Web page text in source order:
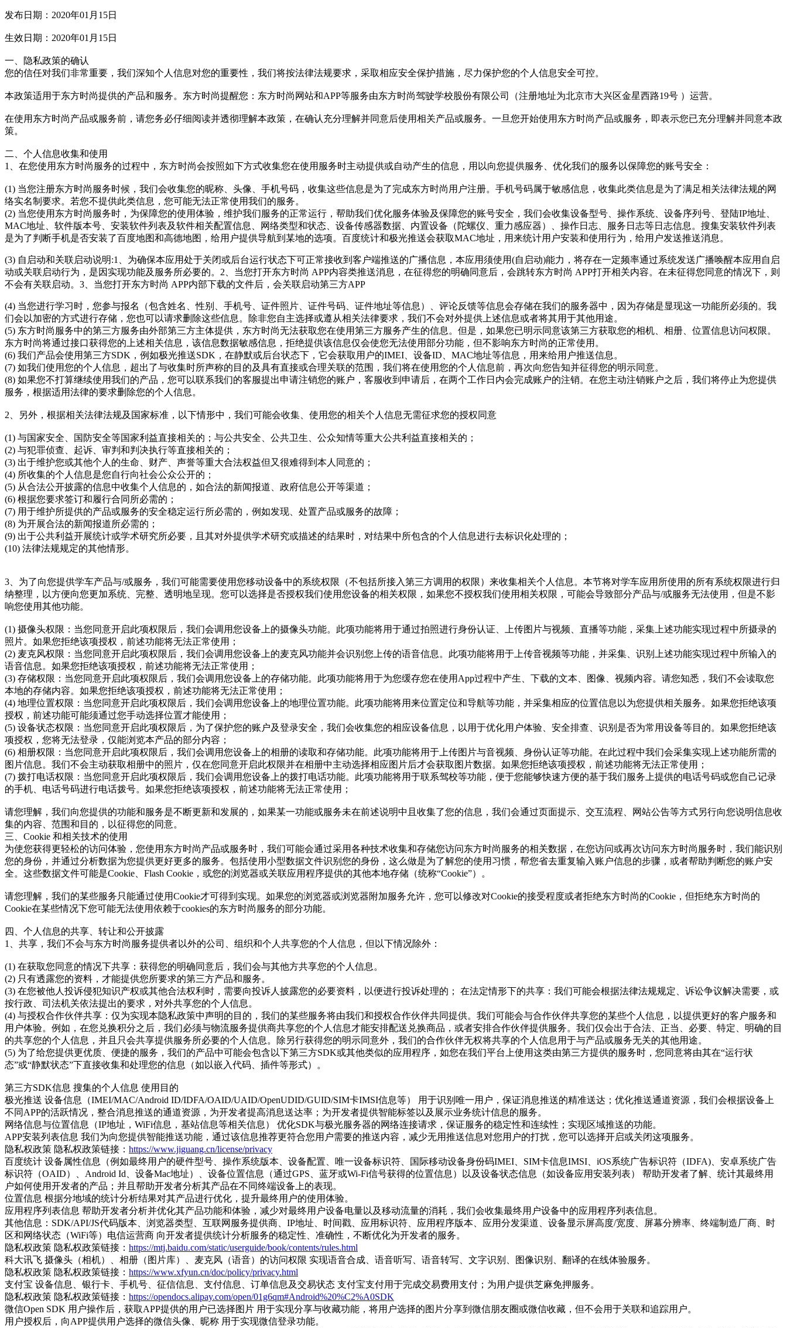
发布日期：2020年01月15日
生效日期：2020年01月15日
一、隐私政策的确认
您的信任对我们非常重要，我们深知个人信息对您的重要性，我们将按法律法规要求，采取相应安全保护措施，尽力保护您的个人信息安全可控。
本政策适用于东方时尚提供的产品和服务。东方时尚提醒您：东方时尚网站和APP等服务由东方时尚驾驶学校股份有限公司（注册地址为北京市大兴区金星西路19号 ）运营。
在使用东方时尚产品或服务前，请您务必仔细阅读并透彻理解本政策，在确认充分理解并同意后使用相关产品或服务。一旦您开始使用东方时尚产品或服务，即表示您已充分理解并同意本政
策。
二、个人信息收集和使用
1、在您使用东方时尚服务的过程中，东方时尚会按照如下方式收集您在使用服务时主动提供或自动产生的信息，用以向您提供服务、优化我们的服务以保障您的账号安全：
(1) 当您注册东方时尚服务时候，我们会收集您的昵称、头像、手机号码，收集这些信息是为了完成东方时尚用户注册。手机号码属于敏感信息，收集此类信息是为了满足相关法律法规的网
络实名制要求。若您不提供此类信息，您可能无法正常使用我们的服务。
(2) 当您使用东方时尚服务时，为保障您的使用体验，维护我们服务的正常运行，帮助我们优化服务体验及保障您的账号安全，我们会收集设备型号、操作系统、设备序列号、登陆IP地址、
MAC地址、软件版本号、安装软件列表及软件相关配置信息、网络类型和状态、设备传感器数据、内置设备（陀螺仪、重力感应器）、操作日志、服务日志等日志信息。搜集安装软件列表
是为了判断手机是否安装了百度地图和高德地图，给用户提供导航到某地的选项。百度统计和极光推送会获取MAC地址，用来统计用户安装和使用行为，给用户发送推送消息。
(3) 自启动和关联启动说明:1、为确保本应用处于关闭或后台运行状态下可正常接收到客户端推送的广播信息，本应用须使用(自启动)能力，将存在一定频率通过系统发送广播唤醒本应用自启
动或关联启动行为，是因实现功能及服务所必要的。2、当您打开东方时尚 APP内容类推送消息，在征得您的明确同意后，会跳转东方时尚 APP打开相关内容。在未征得您同意的情况下，则
不会有关联启动。3、当您打开东方时尚 APP内部下载的文件后，会关联启动第三方APP
(4) 当您进行学习时，您参与报名（包含姓名、性别、手机号、证件照片、证件号码、证件地址等信息）、评论反馈等信息会存储在我们的服务器中，因为存储是显现这一功能所必须的。我
们会以加密的方式进行存储，您也可以请求删除这些信息。除非您自主选择或遵从相关法律要求，我们不会对外提供上述信息或者将其用于其他用途。
(5) 东方时尚服务中的第三方服务由外部第三方主体提供，东方时尚无法获取您在使用第三方服务产生的信息。但是，如果您已明示同意该第三方获取您的相机、相册、位置信息访问权限。
东方时尚将通过接口获得您的上述相关信息，该信息数据敏感信息，拒绝提供该信息仅会使您无法使用部分功能，但不影响东方时尚的正常使用。
(6) 我们产品会使用第三方SDK，例如极光推送SDK，在静默或后台状态下，它会获取用户的IMEI、设备ID、MAC地址等信息，用来给用户推送信息。
(7) 如我们使用您的个人信息，超出了与收集时所声称的目的及具有直接或合理关联的范围，我们将在使用您的个人信息前，再次向您告知并征得您的明示同意。
(8) 如果您不打算继续使用我们的产品，您可以联系我们的客服提出申请注销您的账户，客服收到申请后，在两个工作日内会完成账户的注销。在您主动注销账户之后，我们将停止为您提供
服务，根据适用法律的要求删除您的个人信息。
2、另外，根据相关法律法规及国家标准，以下情形中，我们可能会收集、使用您的相关个人信息无需征求您的授权同意
(1) 与国家安全、国防安全等国家利益直接相关的；与公共安全、公共卫生、公众知情等重大公共利益直接相关的；
(2) 与犯罪侦查、起诉、审判和判决执行等直接相关的；
(3) 出于维护您或其他个人的生命、财产、声誉等重大合法权益但又很难得到本人同意的；
(4) 所收集的个人信息是您自行向社会公众公开的；
(5) 从合法公开披露的信息中收集个人信息的，如合法的新闻报道、政府信息公开等渠道；
(6) 根据您要求签订和履行合同所必需的；
(7) 用于维护所提供的产品或服务的安全稳定运行所必需的，例如发现、处置产品或服务的故障；
(8) 为开展合法的新闻报道所必需的；
(9) 出于公共利益开展统计或学术研究所必要，且其对外提供学术研究或描述的结果时，对结果中所包含的个人信息进行去标识化处理的；
(10) 法律法规规定的其他情形。
3、为了向您提供学车产品与/或服务，我们可能需要使用您移动设备中的系统权限（不包括所接入第三方调用的权限）来收集相关个人信息。本节将对学车应用所使用的所有系统权限进行归
纳整理，以方便向您更加系统、完整、透明地呈现。您可以选择是否授权我们使用您设备的相关权限，如果您不授权我们使用相关权限，可能会导致部分产品与/或服务无法使用，但是不影
响您使用其他功能。
(1) 摄像头权限：当您同意开启此项权限后，我们会调用您设备上的摄像头功能。此项功能将用于通过拍照进行身份认证、上传图片与视频、直播等功能，采集上述功能实现过程中所摄录的
照片。如果您拒绝该项授权，前述功能将无法正常使用；
(2) 麦克风权限：当您同意开启此项权限后，我们会调用您设备上的麦克风功能并会识别您上传的语音信息。此项功能将用于上传音视频等功能，并采集、识别上述功能实现过程中所输入的
语音信息。如果您拒绝该项授权，前述功能将无法正常使用；
(3) 存储权限：当您同意开启此项权限后，我们会调用您设备上的存储功能。此项功能将用于为您缓存您在使用App过程中产生、下载的文本、图像、视频内容。请您知悉，我们不会读取您
本地的存储内容。如果您拒绝该项授权，前述功能将无法正常使用；
(4) 地理位置权限：当您同意开启此项权限后，我们会调用您设备上的地理位置功能。此项功能将用来位置定位和导航等功能，并采集相应的位置信息以为您提供相关服务。如果您拒绝该项
授权，前述功能可能须通过您手动选择位置才能使用；
(5) 设备状态权限：当您同意开启此项权限后，为了保护您的账户及登录安全，我们会收集您的相应设备信息，以用于优化用户体验、安全排查、识别是否为常用设备等目的。如果您拒绝该
项授权，您将无法登录，仅能浏览本产品的部分内容；
(6) 相册权限：当您同意开启此项权限后，我们会调用您设备上的相册的读取和存储功能。此项功能将用于上传图片与音视频、身份认证等功能。在此过程中我们会采集实现上述功能所需的
图片信息。我们不会主动获取相册中的照片，仅在您同意开启此权限并在相册中主动选择相应图片后才会获取图片数据。如果您拒绝该项授权，前述功能将无法正常使用；
(7) 拨打电话权限：当您同意开启此项权限后，我们会调用您设备上的拨打电话功能。此项功能将用于联系驾校等功能，便于您能够快速方便的基于我们服务上提供的电话号码或您自己记录
的手机、电话号码进行电话拨号。如果您拒绝该项授权，前述功能将无法正常使用；
请您理解，我们向您提供的功能和服务是不断更新和发展的，如果某一功能或服务未在前述说明中且收集了您的信息，我们会通过页面提示、交互流程、网站公告等方式另行向您说明信息收
集的内容、范围和目的，以征得您的同意。
三、Cookie 和相关技术的使用
为使您获得更轻松的访问体验，您使用东方时尚产品或服务时，我们可能会通过采用各种技术收集和存储您访问东方时尚服务的相关数据，在您访问或再次访问东方时尚服务时，我们能识别
您的身份，并通过分析数据为您提供更好更多的服务。包括使用小型数据文件识别您的身份，这么做是为了解您的使用习惯，帮您省去重复输入账户信息的步骤，或者帮助判断您的账户安
全。这些数据文件可能是Cookie、Flash Cookie，或您的浏览器或关联应用程序提供的其他本地存储（统称“Cookie”）。
请您理解，我们的某些服务只能通过使用Cookie才可得到实现。如果您的浏览器或浏览器附加服务允许，您可以修改对Cookie的接受程度或者拒绝东方时尚的Cookie，但拒绝东方时尚的
Cookie在某些情况下您可能无法使用依赖于cookies的东方时尚服务的部分功能。
四、个人信息的共享、转让和公开披露
1、共享，我们不会与东方时尚服务提供者以外的公司、组织和个人共享您的个人信息，但以下情况除外：
(1) 在获取您同意的情况下共享：获得您的明确同意后，我们会与其他方共享您的个人信息。
(2) 只有透露您的资料，才能提供您所要求的第三方产品和服务。
(3) 在您被他人投诉侵犯知识产权或其他合法权利时，需要向投诉人披露您的必要资料，以便进行投诉处理的； 在法定情形下的共享：我们可能会根据法律法规规定、诉讼争议解决需要，或
按行政、司法机关依法提出的要求，对外共享您的个人信息。
(4) 与授权合作伙伴共享：仅为实现本隐私政策中声明的目的，我们的某些服务将由我们和授权合作伙伴共同提供。我们可能会与合作伙伴共享您的某些个人信息，以提供更好的客户服务和
用户体验。例如，在您兑换积分之后，我们必须与物流服务提供商共享您的个人信息才能安排配送兑换商品，或者安排合作伙伴提供服务。我们仅会出于合法、正当、必要、特定、明确的目
的共享您的个人信息，并且只会共享提供服务所必要的个人信息。除另行获得您的明示同意外，我们的合作伙伴无权将共享的个人信息用于与产品或服务无关的其他用途。
(5) 为了给您提供更优质、便捷的服务，我们的产品中可能会包含以下第三方SDK或其他类似的应用程序，如您在我们平台上使用这类由第三方提供的服务时，您同意将由其在“运行状
态”或“静默状态”下直接收集和处理您的信息（如以嵌入代码、插件等形式）。
第三方SDK信息 搜集的个人信息 使用目的
极光推送 设备信息（IMEI/MAC/Android ID/IDFA/OAID/UAID/OpenUDID/GUID/SIM卡IMSI信息等） 用于识别唯一用户，保证消息推送的精准送达；优化推送通道资源，我们会根据设备上
不同APP的活跃情况，整合消息推送的通道资源，为开发者提高消息送达率；为开发者提供智能标签以及展示业务统计信息的服务。
网络信息与位置信息（IP地址，WiFi信息，基站信息等相关信息） 优化SDK与极光服务器的网络连接请求，保证服务的稳定性和连续性；实现区域推送的功能。
APP安装列表信息 我们为向您提供智能推送功能，通过该信息推荐更符合您用户需要的推送内容，减少无用推送信息对您用户的打扰，您可以选择开启或关闭这项服务。
隐私权政策 隐私权政策链接： https://www.jiguang.cn/license/privacy
百度统计 设备属性信息（例如最终用户的硬件型号、操作系统版本、设备配置、唯一设备标识符、国际移动设备身份码IMEI、SIM卡信息IMSI、iOS系统广告标识符（IDFA)、安卓系统广告
标识符（OAID）、Android Id、设备Mac地址）、设备位置信息（通过GPS、蓝牙或Wi-Fi信号获得的位置信息）以及设备状态信息（如设备应用安装列表） 帮助开发者了解、统计其最终用
户如何使用开发者的产品；并且帮助开发者分析其产品在不同终端设备上的表现。
位置信息 根据分地域的统计分析结果对其产品进行优化，提升最终用户的使用体验。
应用程序列表信息 帮助开发者分析并优化其产品功能和体验，减少对最终用户设备电量以及移动流量的消耗，我们会收集最终用户设备中的应用程序列表信息。
其他信息：SDK/API/JS代码版本、浏览器类型、互联网服务提供商、IP地址、时间戳、应用标识符、应用程序版本、应用分发渠道、设备显示屏高度/宽度、屏幕分辨率、终端制造厂商、时
区和网络状态（WiFi等）电信运营商 向开发者提供统计分析服务的稳定性、准确性，不断优化为开发者的服务。
隐私权政策 隐私权政策链接： https://mtj.baidu.com/static/userguide/book/contents/rules.html
科大讯飞 摄像头（相机）、相册（图片库）、麦克风（语音）的访问权限 实现语音合成、语音听写、语音转写、文字识别、图像识别、翻译的在线体验服务。
隐私权政策 隐私权政策链接： https://www.xfyun.cn/doc/policy/privacy.html
支付宝 设备信息、银行卡、手机号、征信信息、支付信息、订单信息及交易状态 支付宝支付用于完成交易费用支付；为用户提供芝麻免押服务。
隐私权政策 隐私权政策链接： https://opendocs.alipay.com/open/01g6qm#Android%20%C2%A0SDK
微信Open SDK 用户操作后，获取APP提供的用户已选择图片 用于实现分享与收藏功能，将用户选择的图片分享到微信朋友圈或微信收藏，但不会用于关联和追踪用户。
用户授权后，向APP提供用户选择的微信头像、昵称 用于实现微信登录功能。